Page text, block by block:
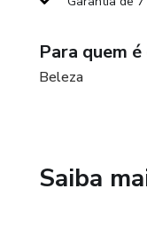
Para quem
Beleza
Saiba